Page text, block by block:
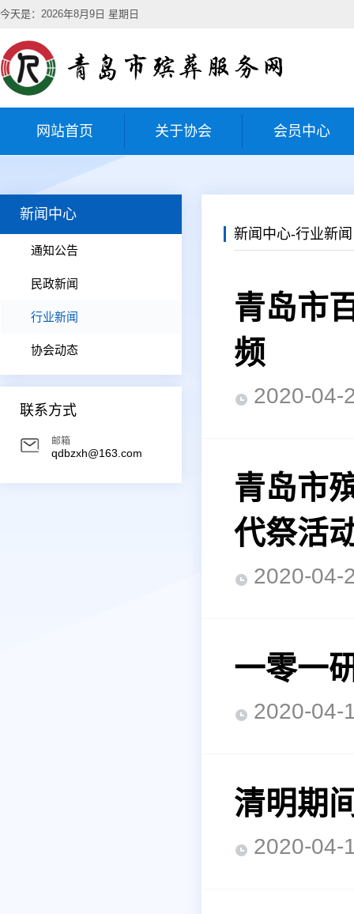
今天是：2026年8月9日 星期日
网站首页 关于协会 会员中心
新闻中心
通知公告
民政新闻
行业新闻
协会动态
联系方式
邮箱
qdbzxh@163.com
新闻中心-行业新闻
青岛市
频
2020-
青岛市
代祭活
2020-
一零一
2020-
清明期
2020-